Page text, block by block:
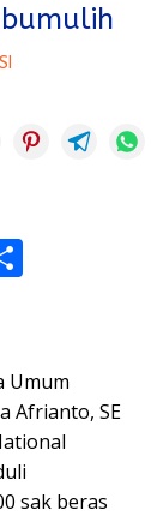
e
Umum
Afrianto, SE
sak beras